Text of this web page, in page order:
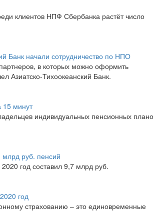
клиентов НПФ Сбербанка растёт число
Банк начали сотрудничество по НПО
в которых можно оформить
Азиатско-Тихоокеанский Банк.
15 минут
индивидуальных пенсионных
руб. пенсий
год составил 9,7 млрд руб.
год
страхованию – это единовременные